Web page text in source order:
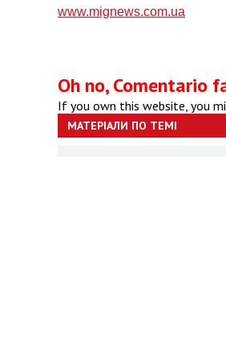
www.mignews.com.ua
Oh no, Comentario
If you own this website, you
МАТЕРІАЛИ ПО ТЕМІ